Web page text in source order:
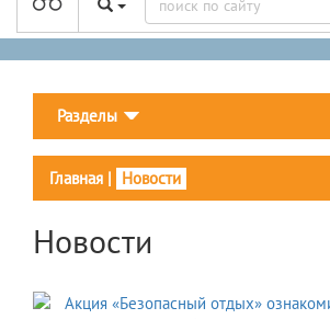
Разделы
Главная | Новости
Новости